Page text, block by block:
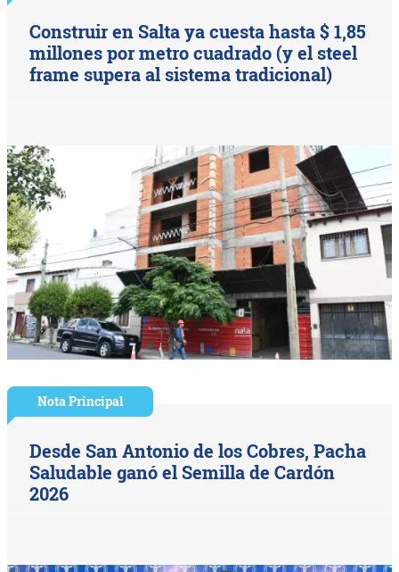
Construir en Salta ya cuesta hasta $ 1,85
millones por metro cuadrado (y el steel
frame supera al sistema tradicional)
Nota Principal
Desde San Antonio de los Cobres, Pacha
Saludable ganó el Semilla de Cardón
2026